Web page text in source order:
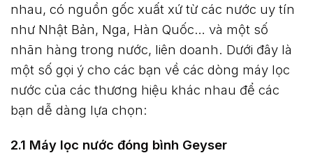
nhau, có nguồn gốc xuất xứ từ các nước uy tín
như Nhật Bản, Nga, Hàn Quốc… và một số
nhãn hàng trong nước, liên doanh. Dưới đây là
một số gọi ý cho các bạn về các dòng máy lọc
nước của các thương hiệu khác nhau để các
bạn dễ dàng lựa chọn:
2.1 Máy lọc nước đóng bình Geyser